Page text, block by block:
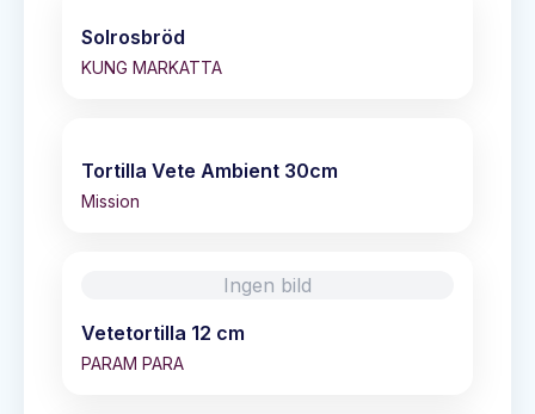
Solrosbröd
KUNG MARKATTA
Tortilla Vete Ambient 30cm
Mission
Ingen bild
Vetetortilla 12 cm
PARAM PARA